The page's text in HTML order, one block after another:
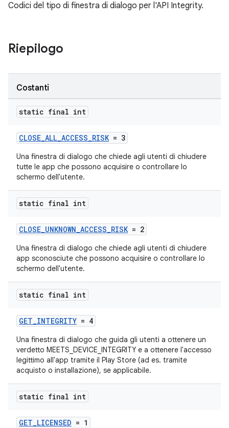
Codici del tipo di finestra di dialogo per l'API Integrity.
Riepilogo
Costanti
static final int
CLOSE_ALL_ACCESS_RISK= 3
Una finestra di dialogo che chiede agli utenti di chiudere
tutte le app che possono acquisire o controllare lo
schermo dell'utente.
static final int
CLOSE_UNKNOWN_ACCESS_RISK= 2
Una finestra di dialogo che chiede agli utenti di chiudere
app sconosciute che possono acquisire o controllare lo
schermo dell'utente.
static final int
GET_INTEGRITY = 4
Una finestra di dialogo che guida gli utenti a ottenere un
verdetto MEETS_DEVICE_INTEGRITY e a ottenere l'accesso
legittimo all'app tramite il Play Store (ad es. tramite
acquisto o installazione), se applicabile.
static final int
GET_LICENSED = 1